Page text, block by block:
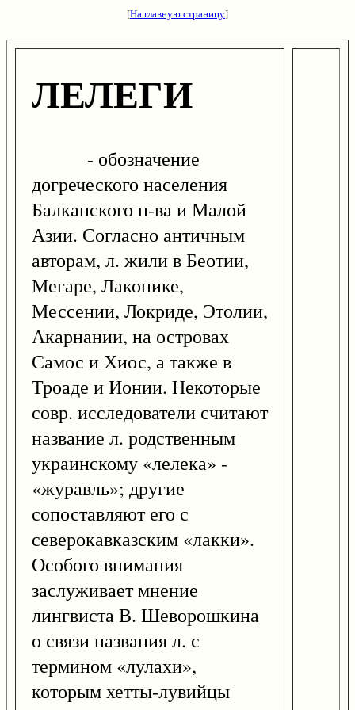
[На главную страницу]
ЛЕЛЕГИ
- обозначение
догреческого населения
Балканского п-ва и Малой
Азии. Согласно античным
авторам, л. жили в Беотии,
Мегаре, Лаконике,
Мессении, Локриде, Этолии,
Акарнании, на островах
Самос и Хиос, а также в
Троаде и Ионии. Некоторые
совр. исследователи считают
название л. родственным
украинскому «лелека» -
«журавль»; другие
сопоставляют его с
северокавказским «лакки».
Особого внимания
заслуживает мнение
лингвиста В. Шеворошкина
о связи названия л. с
термином «лулахи»,
которым хетты-лувийцы